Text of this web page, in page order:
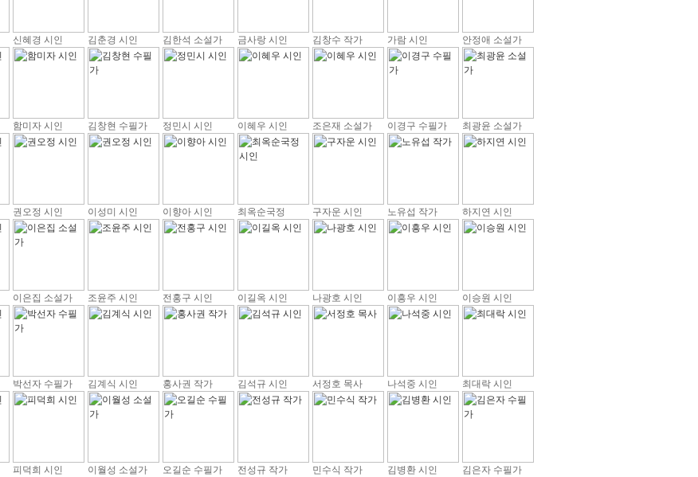
신혜경 시인 김춘경 시인 김한석 소설가 금사랑 시인 김창수 작가 가람 시인 안정애 소설가
함미자 시인 김창현 수필가 정민시 시인 이혜우 시인 조은재 소설가 이경구 수필가 최광윤 소설가
권오정 시인 이성미 시인 이향아 시인 최옥순국정 구자운 시인 노유섭 작가 하지연 시인
이은집 소설가 조윤주 시인 전홍구 시인 이길옥 시인 나광호 시인 이흥우 시인 이승원 시인
박선자 수필가 김계식 시인 홍사권 작가 김석규 시인 서정호 목사 나석중 시인 최대락 시인
피덕희 시인 이월성 소설가 오길순 수필가 전성규 작가 민수식 작가 김병환 시인 김은자 수필가